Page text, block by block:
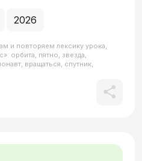
2026
и повторяем лексику урока,
орбита, пятно, звезда,
вращаться, спутник,